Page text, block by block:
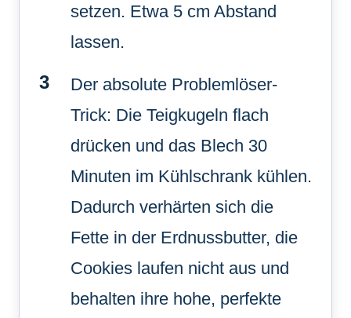
setzen. Etwa 5 cm Abstand
lassen.
Der absolute Problemlöser-
Trick: Die Teigkugeln flach
drücken und das Blech 30
Minuten im Kühlschrank kühlen.
Dadurch verhärten sich die
Fette in der Erdnussbutter, die
Cookies laufen nicht aus und
behalten ihre hohe, perfekte